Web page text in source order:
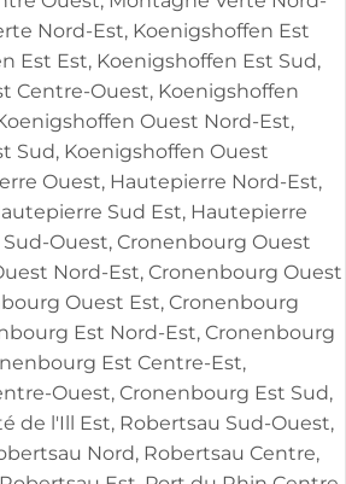
Nord-Est, Koenigshoffen Est
Est Est, Koenigshoffen Est Sud,
Centre-Ouest, Koenigshoffen
Ouest Nord-Est,
Sud, Koenigshoffen Ouest
Ouest, Hautepierre Nord-Est,
Sud Est, Hautepierre
Ouest, Cronenbourg Ouest
Nord-Est, Cronenbourg Ouest
Ouest Est, Cronenbourg
Est Nord-Est, Cronenbourg
Est Centre-Est,
Ouest, Cronenbourg Est Sud,
de l'Ill Est, Robertsau Sud-Ouest,
Nord, Robertsau Centre,